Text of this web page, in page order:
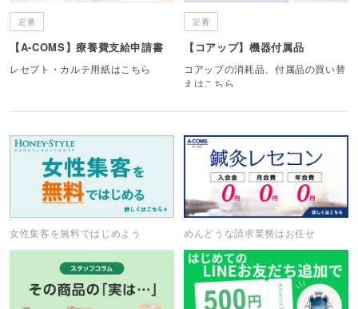
定番
【A-COMS】療養費支給申請書
レセプト・カルテ用紙はこちら
定番
【コアップ】機器付属品
コアップの消耗品、付属品の買い替
えはこちら
女性集客を無料ではじめよう めんどうな請求業務はお任せ